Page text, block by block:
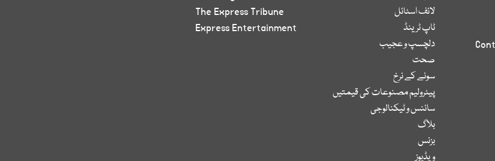
لائف اسٹائل
ٹاپ ٹرینڈ
دلچسپ و عجیب
صحت
سونے کے نرخ
پیٹرولیم مصنوعات کی قیمتیں
سائنس و ٹیکنالوجی
بلاگ
بزنس
ویڈیوز
The Express Tribune
Express Entertainment